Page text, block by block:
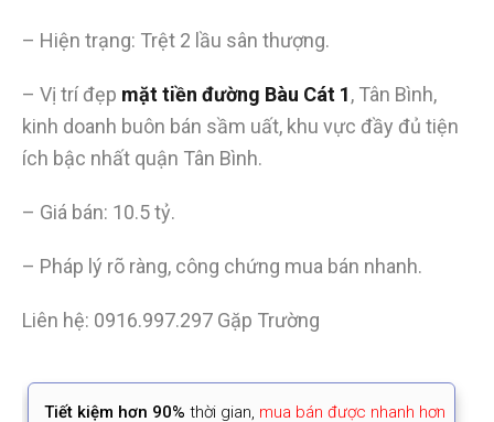
– Hiện trạng: Trệt 2 lầu sân thượng.
– Vị trí đẹp mặt tiền đường Bàu Cát 1, Tân Bình,
kinh doanh buôn bán sầm uất, khu vực đầy đủ tiện
ích bậc nhất quận Tân Bình.
– Giá bán: 10.5 tỷ.
– Pháp lý rõ ràng, công chứng mua bán nhanh.
Liên hệ: 0916.997.297 Gặp Trường
Tiết kiệm hơn 90% thời gian, mua bán được nhanh hơn